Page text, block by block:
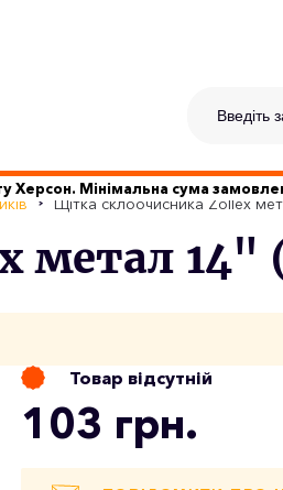
Херсон. Мінімальна сума
Щітка склоочисника Zollex
метал
Товар відсутній
103 грн.